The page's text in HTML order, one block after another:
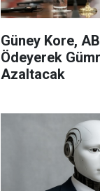
Güney Kore,
Ödeyerek
Azaltacak